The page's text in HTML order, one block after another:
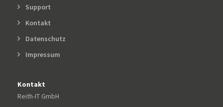
Support
Kontakt
Datenschutz
Impressum
Kontakt
Reith-IT GmbH